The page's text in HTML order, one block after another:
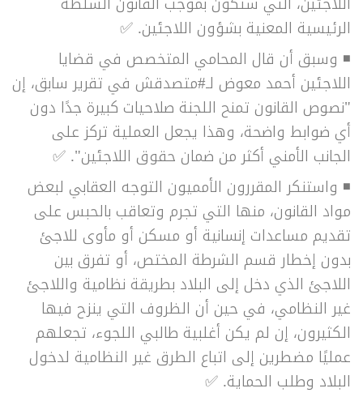
الرئيسية المعنية بشؤون اللاجئين. ✅
◾ وسبق أن قال المحامي المتخصص في قضايا
اللاجئين أحمد معوض لـ#متصدقش في تقرير سابق، إن
"نصوص القانون تمنح اللجنة صلاحيات كبيرة جدًا دون
أي ضوابط واضحة، وهذا يجعل العملية تركز على
الجانب الأمني أكثر من ضمان حقوق اللاجئين". ✅
◾ واستنكر المقررون الأمميون التوجه العقابي لبعض
مواد القانون، منها التي تجرم وتعاقب بالحبس على
تقديم مساعدات إنسانية أو مسكن أو مأوى للاجئ
بدون إخطار قسم الشرطة المختص، أو تفرق بين
اللاجئ الذي دخل إلى البلاد بطريقة نظامية واللاجئ
غير النظامي، في حين أن الظروف التي ينزح فيها
الكثيرون، إن لم يكن أغلبية طالبي اللجوء، تجعلهم
عمليًا مضطرين إلى اتباع الطرق غير النظامية لدخول
البلاد وطلب الحماية. ✅